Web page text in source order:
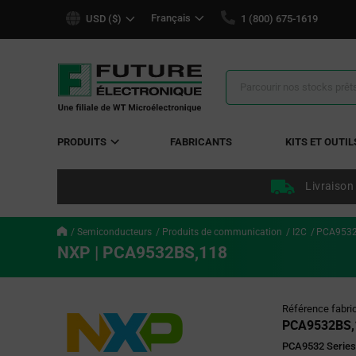
USD ($) Français 1 (800) 675-1619
Résultats
la
PRODUITS FABRICANTS KITS ET
Livraison
Semiconducteurs Produits de communication I2C
NXP | PCA9532BS,118
Référence
PCA9532